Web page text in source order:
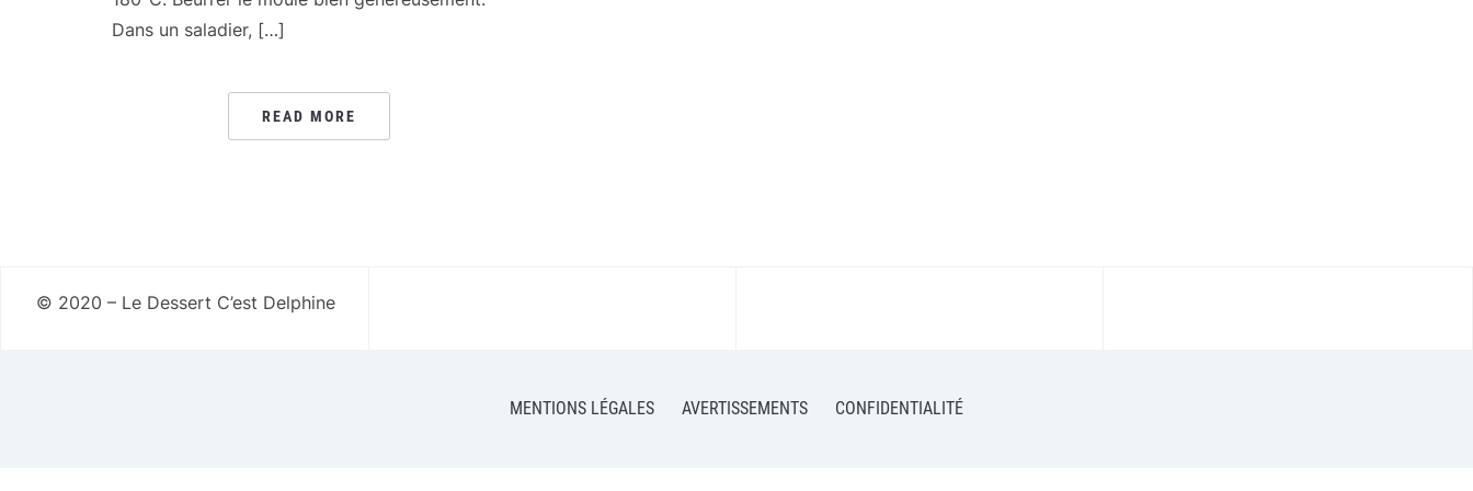
Dans un saladier, […]
READ MORE
© 2020 – Le Dessert C’est Delphine
MENTIONS LÉGALES AVERTISSEMENTS CONFIDENTIALITÉ